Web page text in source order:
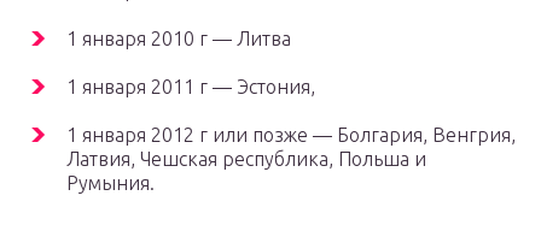
1 января 2010 г — Литва
1 января 2011 г — Эстония,
1 января 2012 г или позже — Болгария, Венгрия,
Латвия, Чешская республика, Польша и
Румыния.